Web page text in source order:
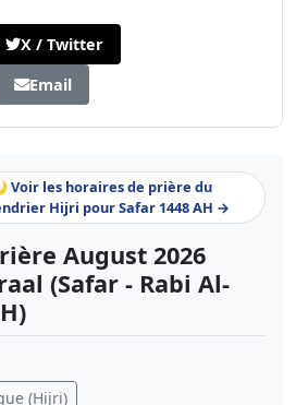
X / Twitter
Email
Voir les horaires de prière du
Hijri pour Safar 1448 AH →
August 2026
(Safar - Rabi Al-
(Hijri)